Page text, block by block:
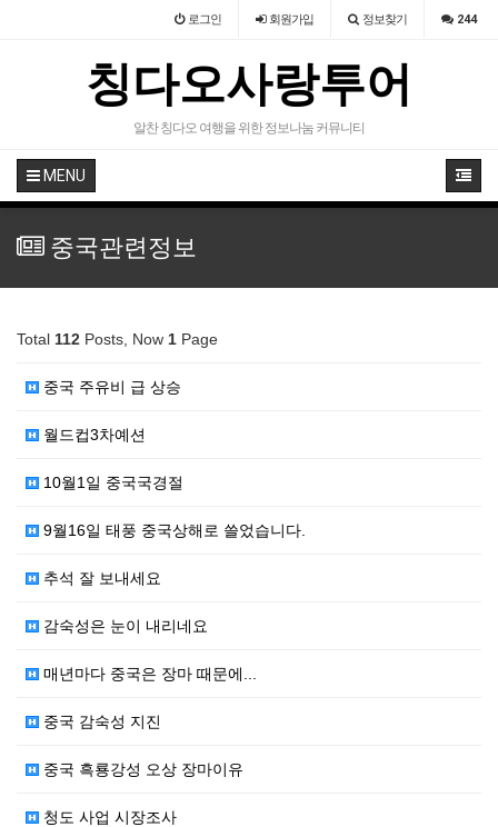
로그인 회원가입 정보찾기 244
칭다오사랑투어
알찬 칭다오 여행을 위한 정보나눔 커뮤니티
MENU
중국관련정보
Total 112 Posts, Now 1 Page
중국 주유비 급 상승
월드컵3차예션
10월1일 중국국경절
9월16일 태풍 중국상해로 쓸었습니다.
추석 잘 보내세요
감숙성은 눈이 내리네요
매년마다 중국은 장마 때문에...
중국 감숙성 지진
중국 흑룡강성 오상 장마이유
청도 사업 시장조사